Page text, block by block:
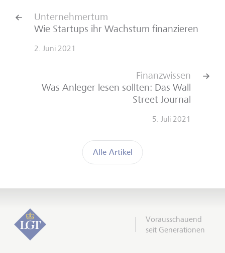
Unternehmertum
Wie Startups ihr Wachstum finanzieren
2. Juni 2021
Alle Artikel
Finanzwissen
Was Anleger lesen sollten: Das Wall
Street Journal
5. Juli 2021
Vorausschauend
seit Generationen